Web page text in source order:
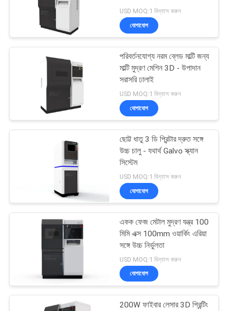
САЙТ
সাইট
PRIVACY
POLICY
হ্যান্ডহেল্ড লেজার ওয়েল্ডিং
মেশিন
160
ফাইবার লেসার মার্কিং মেশিন
221
ইউভি লেজার চিহ্নিতকরণ
মেশিন
USD MOQ:1 বিন্যাস করুন
যোগাযোগ
পরিবর্তনযোগ্য নরম ব্লেড মাল্টি জন্য
মাল্টি মুদ্রণ মেশিন 3D - উপাদান
সরাসরি ঢালাই
USD MOQ:1 বিন্যাস করুন
যোগাযোগ
ছোট্ট ধাতু 3 ডি প্রিন্টার দ্রুত সঙ্গে
উচ্চ চালু - যথার্থ Galvo স্ক্যান
সিস্টেম
USD MOQ:1 বিন্যাস করুন
যোগাযোগ
একক ফেজ মেটাল মুদ্রণ যন্ত্র 100
মিমি এক্স 100mm ওয়ার্কিং এরিয়া
সঙ্গে উচ্চ নির্ভুলতা
USD MOQ:1 বিন্যাস করুন
যোগাযোগ
200W ফাইবার লেসার 3D প্রিন্টিং